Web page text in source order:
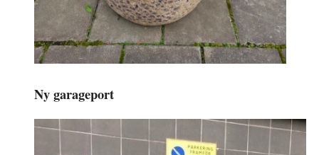
Ny garageport